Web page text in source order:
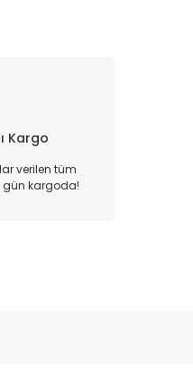
Kargo
verilen tüm
gün kargoda!